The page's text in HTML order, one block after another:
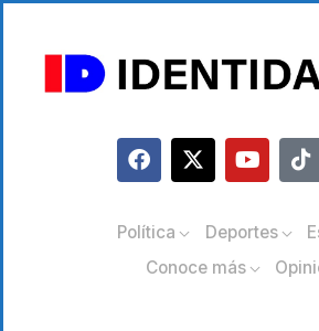
Política Deportes
Conoce más